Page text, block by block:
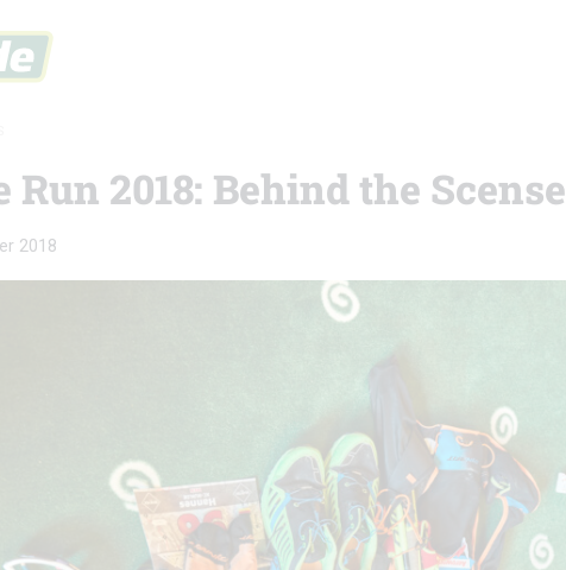
2018: Behind the Scense
2018